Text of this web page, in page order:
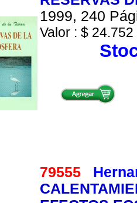
1999, 240
Valor : $
79555